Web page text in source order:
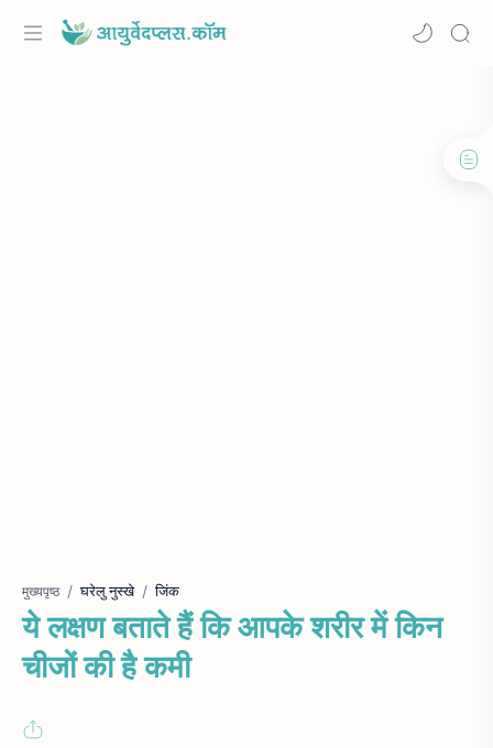
मुख्यपृष्ठ घरेलु नुस्खे जिंक
ये लक्षण बताते हैं कि आपके शरीर में किन
चीजों की है कमी